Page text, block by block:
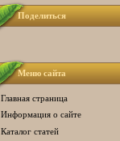
Поделиться
Меню сайта
Главная страница
Информация о сайте
Каталог статей